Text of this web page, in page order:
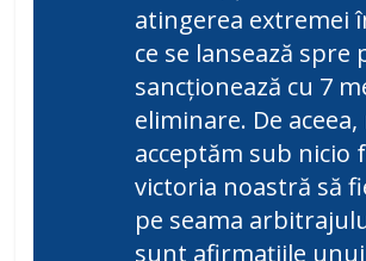
atingerea extremei
ce se lansează spre
sancționează cu 7
eliminare. De aceea,
acceptăm sub nicio
victoria noastră să
pe seama
sunt afirmațiile unui